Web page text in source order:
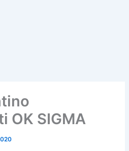
OK SIGMA